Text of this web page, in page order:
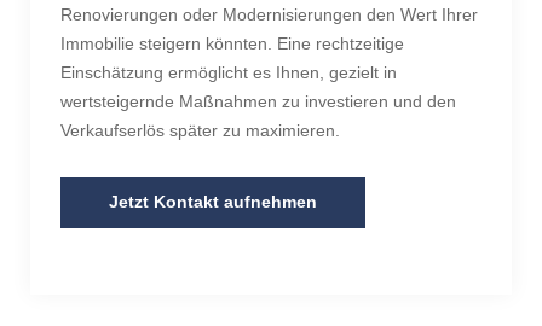
Renovierungen oder Modernisierungen den Wert Ihrer
Immobilie steigern könnten. Eine rechtzeitige
Einschätzung ermöglicht es Ihnen, gezielt in
wertsteigernde Maßnahmen zu investieren und den
Verkaufserlös später zu maximieren.
Jetzt Kontakt aufnehmen